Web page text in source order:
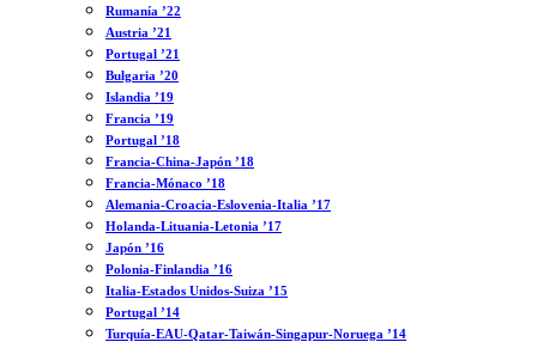
Rumanía ’22
Austria ’21
Portugal ’21
Bulgaria ’20
Islandia ’19
Francia ’19
Portugal ’18
Francia-China-Japón ’18
Francia-Mónaco ’18
Alemania-Croacia-Eslovenia-Italia ’17
Holanda-Lituania-Letonia ’17
Japón ’16
Polonia-Finlandia ’16
Italia-Estados Unidos-Suiza ’15
Portugal ’14
Turquía-EAU-Qatar-Taiwán-Singapur-Noruega ’14